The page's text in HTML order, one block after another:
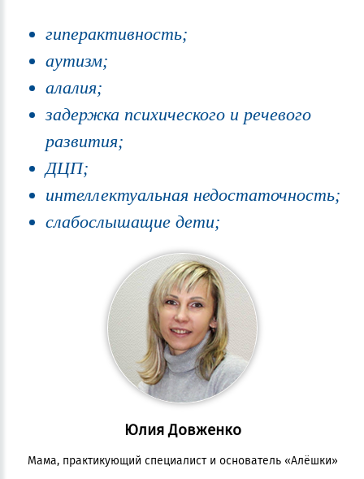
гиперактивность;
аутизм;
алалия;
задержка психического и речевого
развития;
ДЦП;
интеллектуальная недостаточность;
слабослышащие дети;
Юлия Довженко
Мама, практикующий специалист и основатель «Алёшки»